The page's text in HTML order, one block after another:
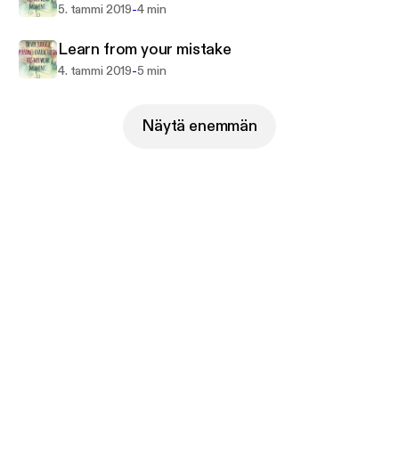
5. tammi 2019-4 min
Learn from your mistake
4. tammi 2019-5 min
Näytä enemmän